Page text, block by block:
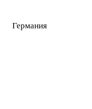
Германия